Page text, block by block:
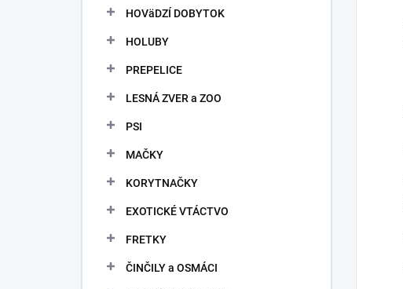
HOVäDZÍ DOBYTOK
HOLUBY
PREPELICE
LESNÁ ZVER a ZOO
PSI
MAČKY
KORYTNAČKY
EXOTICKÉ VTÁCTVO
FRETKY
ČINČILY a OSMÁCI